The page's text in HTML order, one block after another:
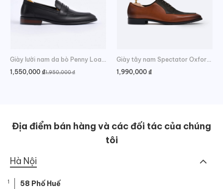
1,950,000₫
Giá
1,550,000 ₫
Giá
Giày tây nam Spectator Oxford da bò
1,990,000 ₫
Địa điểm bán hàng và các đối tác của chúng
tôi
Hà Nội
1 58 Phố Huế